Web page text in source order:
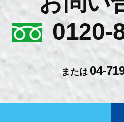
0120-
または 04-